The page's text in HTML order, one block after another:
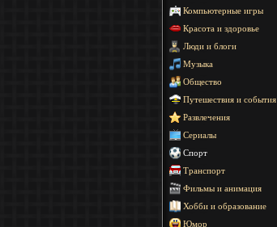
Компьютерные игры
Красота и здоровье
Люди и блоги
Музыка
Общество
Путешествия и события
Развлечения
Сериалы
Спорт
Транспорт
Фильмы и анимация
Хобби и образование
Юмор